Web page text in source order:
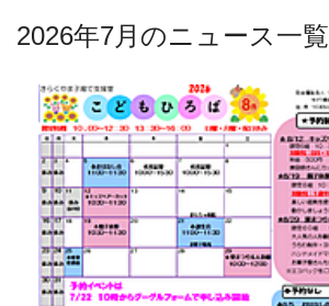
2026年7月のニュース一覧